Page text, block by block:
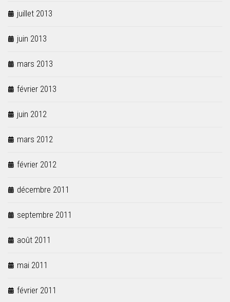
juillet 2013
juin 2013
mars 2013
février 2013
juin 2012
mars 2012
février 2012
décembre 2011
septembre 2011
août 2011
mai 2011
février 2011